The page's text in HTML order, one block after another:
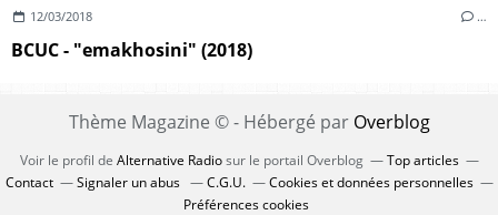
12/03/2018 …
BCUC - "emakhosini" (2018)
Thème Magazine © - Hébergé par Overblog
Voir le profil de Alternative Radiosur le portail Overblog
Top articles
Contact
Signaler un abus C.G.U.
Cookies et données personnelles
Préférences cookies